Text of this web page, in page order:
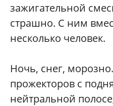
зажигательной
страшно. С ним
несколько человек.
Ночь, снег,
прожекторов с
нейтральной